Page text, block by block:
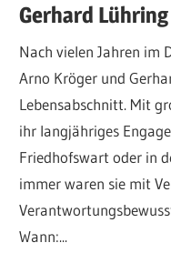
Gerhard Lühring
Nach vielen Jahren im
Arno Kröger und
Lebensabschnitt. Mit
ihr langjähriges
Friedhofswart oder in
immer waren sie mit
Wann:...